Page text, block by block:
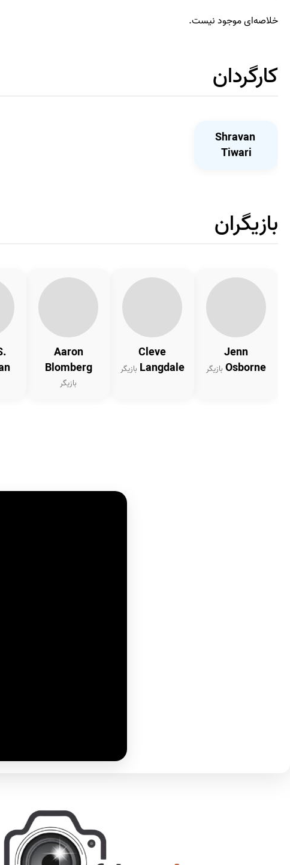
خلاصه‌ای موجود نیست.
کارگردان
Shravan
Tiwari
بازیگران
Jenn
Osborne بازیگر
Cleve
Langdale بازیگر
Aaron
Blomberg
بازیگر